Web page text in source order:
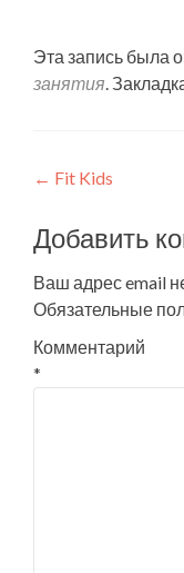
Эта запись была
занятия .
по
записям
← Fit Kids
Добавить
Ваш адрес email
Обязательные
Комментарий
*